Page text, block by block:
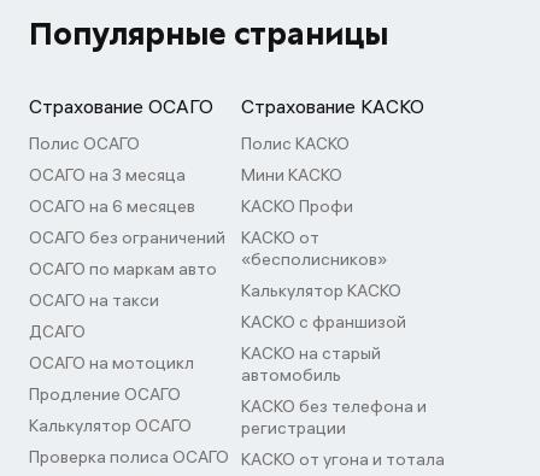
Популярные страницы
Страхование ОСАГО
Полис ОСАГО
ОСАГО на 3 месяца
ОСАГО на 6 месяцев
ОСАГО без ограничений
ОСАГО по маркам авто
ОСАГО на такси
ДСАГО
ОСАГО на мотоцикл
Продление ОСАГО
Калькулятор ОСАГО
Проверка полиса ОСАГО
Страхование КАСКО
Полис КАСКО
Мини КАСКО
КАСКО Профи
КАСКО от
«бесполисников»
Калькулятор КАСКО
КАСКО с франшизой
КАСКО на старый
автомобиль
КАСКО без телефона и
регистрации
КАСКО от угона и тотала